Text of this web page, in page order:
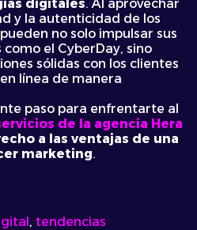
digitales. Al aprovechar
y la autenticidad de los
no solo impulsar sus
el CyberDay, sino
sólidas con los clientes
línea de manera
paso para enfrentarte al
de la agencia Hera
a las ventajas de una
marketing.
, tendencias